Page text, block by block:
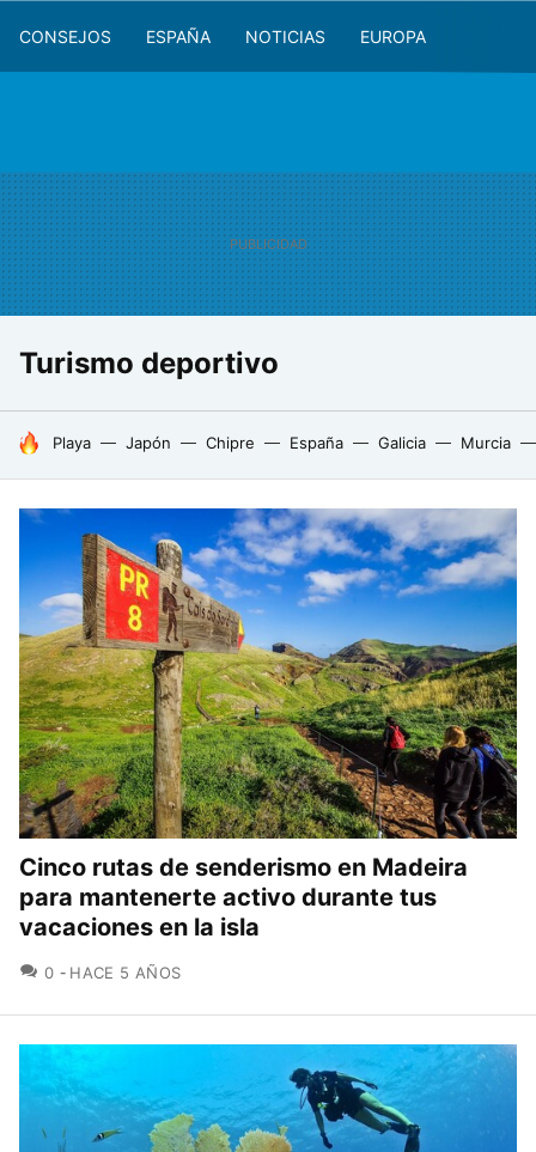
CONSEJOS ESPAÑA NOTICIAS EUROPA
Turismo deportivo
HOY SE HABLA DE
Playa Japón Chipre España Galicia Murcia
Cinco rutas de senderismo en Madeira
para mantenerte activo durante tus
vacaciones en la isla
0 COMENTARIOS
HACE 5 AÑOS